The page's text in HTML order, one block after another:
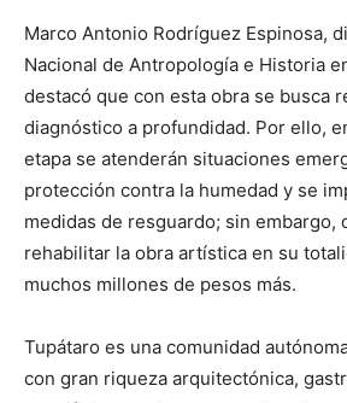
Marco Antonio Rodríguez Espinosa,
Nacional de Antropología e Historia
destacó que con esta obra se busca
diagnóstico a profundidad. Por ello,
etapa se atenderán situaciones
protección contra la humedad y se
medidas de resguardo; sin embargo,
rehabilitar la obra artística en su
muchos millones de pesos más.
Tupátaro es una comunidad
con gran riqueza arquitectónica,